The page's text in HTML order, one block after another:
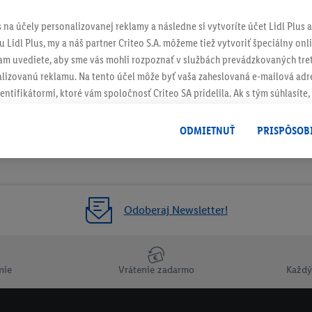
Odoberaj Newsletter!
Vrátenie zadarmo
účely personalizovanej reklamy a následne si vytvoríte účet Lidl Plus
Lidl Plus, my a náš partner Criteo S.A. môžeme tiež vytvoriť špeciálny
uvediete, aby sme vás mohli rozpoznať v službách prevádzkovaných
reklamu. Na tento účel môže byť vaša zaheslovaná e-mailová
ktoré vám spoločnosť Criteo SA pridelila. Ak s tým súhlasíte,
nie jeho zakúpením), sa môžu zobrazovať aj na rôznych zariadeniach a
možno priradiť niekoľko koncových zariadení alebo používanie viacerých
e-mailovej adresy a prípadne ďalších identifikátorov/
" môžete povoliť iba používanie potrebných technológií.
práve kedykoľvek odvolať súhlas s účinnosťou do budúcnosti
.
ODMIETNUŤ